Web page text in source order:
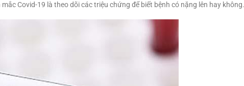
Covid-19 là theo dõi các triệu chứng để biết bệnh có nặng lên hay không.